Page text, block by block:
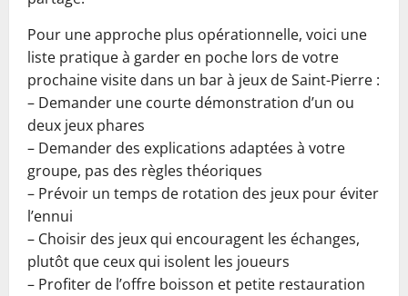
Pour une approche plus opérationnelle, voici une
liste pratique à garder en poche lors de votre
prochaine visite dans un bar à jeux de Saint-Pierre :
– Demander une courte démonstration d’un ou
deux jeux phares
– Demander des explications adaptées à votre
groupe, pas des règles théoriques
– Prévoir un temps de rotation des jeux pour éviter
l’ennui
– Choisir des jeux qui encouragent les échanges,
plutôt que ceux qui isolent les joueurs
– Profiter de l’offre boisson et petite restauration